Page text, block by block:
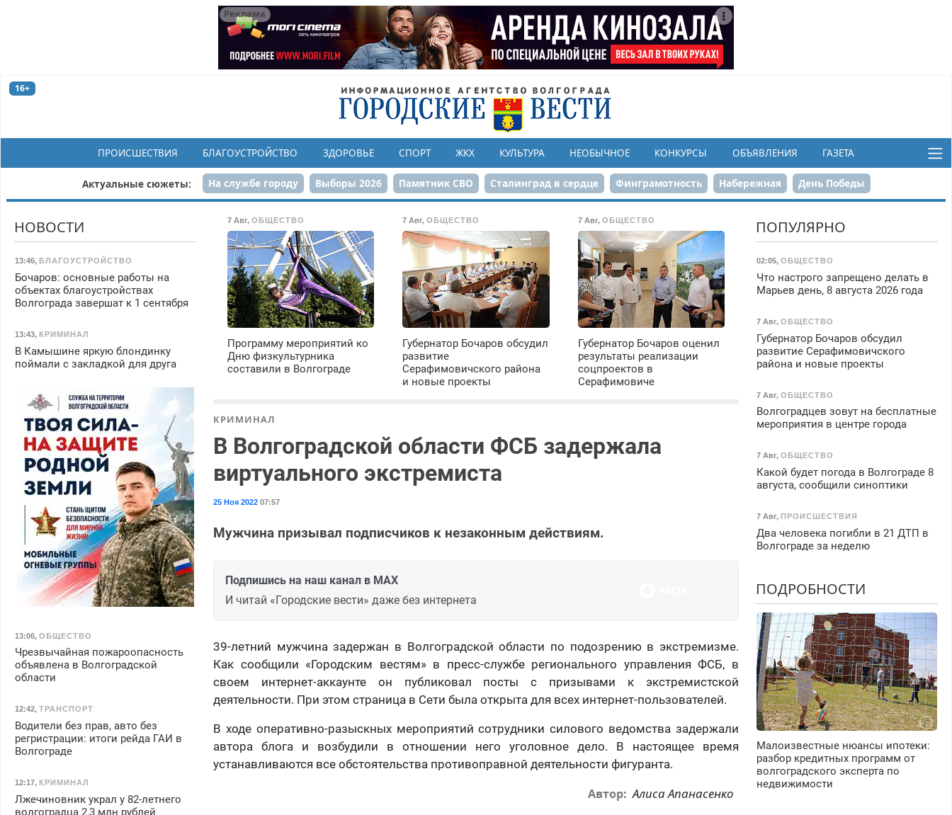
Реклама
16+
ПРОИСШЕСТВИЯ БЛАГОУСТРОЙСТВО ЗДОРОВЬЕ СПОРТ ЖКХ КУЛЬТУРА НЕОБЫЧНОЕ КОНКУРСЫ ОБЪЯВЛЕНИЯ ГАЗЕТА
Актуальные сюжеты: На службе городу Выборы 2026 Памятник СВО Сталинград в сердце Финграмотность Набережная День Победы
Реконструкция ЦПКиО 80-летие Победы Парк Героев-летчиков
7 Авг,ОБЩЕСТВО
Программу мероприятий ко
Дню физкультурника
составили в Волгограде
7 Авг,ОБЩЕСТВО
Губернатор Бочаров обсудил
развитие
Серафимовичского района
и новые проекты
7 Авг, ОБЩЕСТВО
Губернатор Бочаров оценил
результаты реализации
соцпроектов в
Серафимовиче
КРИМИНАЛ
В Волгоградской области ФСБ задержала
виртуального экстремиста
25 Ноя 2022 07:57
Мужчина призывал подписчиков к незаконным действиям.
Подпишись на наш канал в MAX
И читай «Городские вести» даже без интернета
39-летний мужчина задержан в Волгоградской области по подозрению в экстремизме.
Как сообщили «Городским вестям» в пресс-службе регионального управления ФСБ, в
своем интернет-аккаунте он публиковал посты с призывами к экстремистской
деятельности. При этом страница в Сети была открыта для всех интернет-пользователей.
В ходе оперативно-разыскных мероприятий сотрудники силового ведомства задержали
автора блога и возбудили в отношении него уголовное дело. В настоящее время
устанавливаются все обстоятельства противоправной деятельности фигуранта.
Автор: Алиса Апанасенко
НОВОСТИ
13:46, БЛАГОУСТРОЙСТВО
Бочаров: основные работы на
объектах благоустройствах
Волгограда завершат к 1 сентября
13:43, КРИМИНАЛ
В Камышине яркую блондинку
поймали с закладкой для друга
13:06, ОБЩЕСТВО
Чрезвычайная пожароопасность
объявлена в Волгоградской
области
12:42, ТРАНСПОРТ
Водители без прав, авто без
регристрации: итоги рейда ГАИ в
Волгограде
12:17, КРИМИНАЛ
Лжечиновник украл у 82-летнего
волгоградца 2,3 млн рублей
ПОПУЛЯРНО
02:05, ОБЩЕСТВО
Что настрого запрещено делать в
Марьев день, 8 августа 2026 года
7 Авг, ОБЩЕСТВО
Губернатор Бочаров обсудил
развитие Серафимовичского
района и новые проекты
7 Авг, ОБЩЕСТВО
Волгоградцев зовут на бесплатные
мероприятия в центре города
7 Авг, ОБЩЕСТВО
Какой будет погода в Волгограде 8
августа, сообщили синоптики
7 Авг, ПРОИСШЕСТВИЯ
Два человека погибли в 21 ДТП в
Волгограде за неделю
ПОДРОБНОСТИ
Малоизвестные нюансы ипотеки:
разбор кредитных программ от
волгоградского эксперта по
недвижимости